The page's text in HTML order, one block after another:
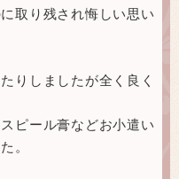
取り残され悔しい思い
りしましたが全く良く
ピール膏などお小遣い
。